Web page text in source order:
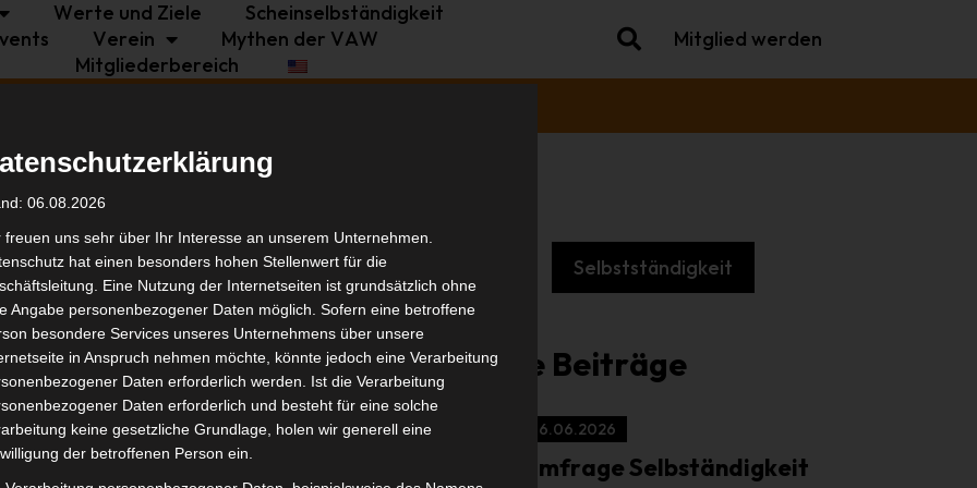
Werte und Ziele
Scheinselbständigkeit
Verein
Mythen der VAW
Mitgliederbereich
Mitglied werden
der VBG-
Selbstständigkeit
Ähnliche Beiträge
16.06.2026
Umfrage Selbständigkeit
06.08.2026
freuen uns sehr über Ihr Interesse an unserem Unternehmen.
hat einen besonders hohen Stellenwert für die
Eine Nutzung der Internetseiten ist grundsätzlich ohne
Angabe personenbezogener Daten möglich. Sofern eine betroffene
besondere Services unseres Unternehmens über unsere
in Anspruch nehmen möchte, könnte jedoch eine Verarbeitung
Daten erforderlich werden. Ist die Verarbeitung
Daten erforderlich und besteht für eine solche
keine gesetzliche Grundlage, holen wir generell eine
der betroffenen Person ein.